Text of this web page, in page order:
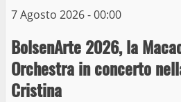
7 Agosto 2026 - 00:00
BolsenArte 2026, la
Orchestra in concerto
Cristina
6 15 Giugno 2023
Giochi Sportivi
Viterbo